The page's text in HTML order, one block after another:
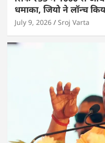
धमाका, जियो ने लॉन्च
July 9, 2026 Sroj Varta